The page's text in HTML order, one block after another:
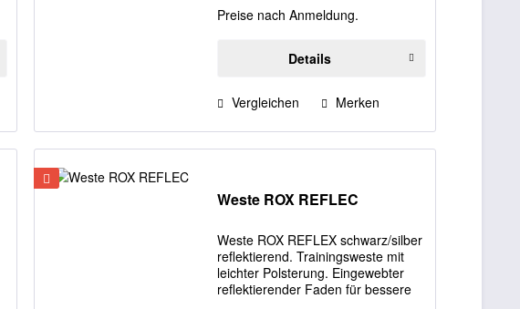
gekämmte Baumwolle 215 Gramm.
Preise nach Anmeldung.
Details
Vergleichen Merken
Weste ROX REFLEC
Weste ROX REFLEX schwarz/silber
reflektierend. Trainingsweste mit
leichter Polsterung. Eingewebter
reflektierender Faden für bessere